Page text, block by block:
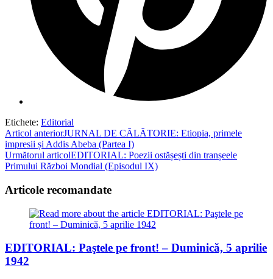
Etichete: Editorial
Read
more
articles
Articol anteriorJURNAL DE CĂLĂTORIE: Etiopia, primele
impresii și Addis Abeba (Partea I)
Următorul articolEDITORIAL: Poezii ostășești din tranșeele
Primului Război Mondial (Episodul IX)
Articole recomandate
EDITORIAL: Paştele pe front! – Duminică, 5 aprilie
1942